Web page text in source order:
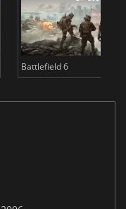
Battlefield 6